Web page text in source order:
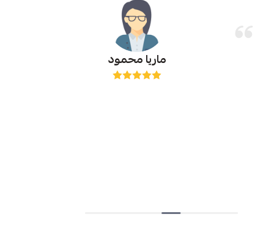
ماريا محمود